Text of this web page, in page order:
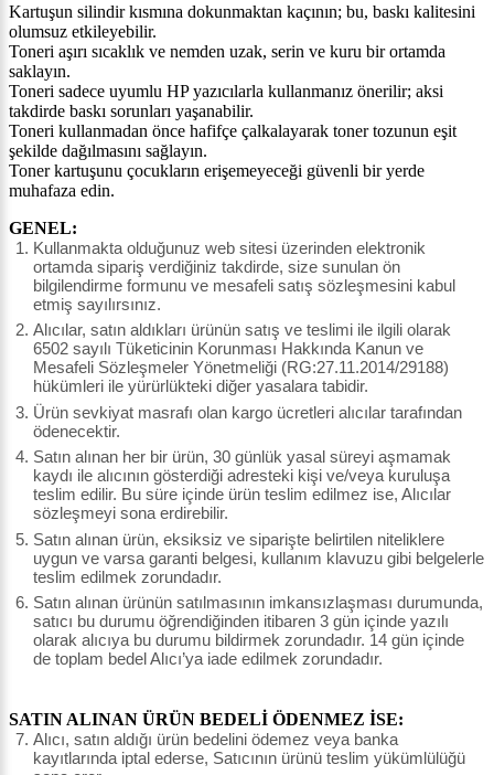
Kartuşun silindir kısmına dokunmaktan kaçının; bu, baskı kalitesini
olumsuz etkileyebilir.
Toneri aşırı sıcaklık ve nemden uzak, serin ve kuru bir ortamda
saklayın.
Toneri sadece uyumlu HP yazıcılarla kullanmanız önerilir; aksi
takdirde baskı sorunları yaşanabilir.
Toneri kullanmadan önce hafifçe çalkalayarak toner tozunun eşit
şekilde dağılmasını sağlayın.
Toner kartuşunu çocukların erişemeyeceği güvenli bir yerde
muhafaza edin.
GENEL:
Kullanmakta olduğunuz web sitesi üzerinden elektronik
ortamda sipariş verdiğiniz takdirde, size sunulan ön
bilgilendirme formunu ve mesafeli satış sözleşmesini kabul
etmiş sayılırsınız.
Alıcılar, satın aldıkları ürünün satış ve teslimi ile ilgili olarak
6502 sayılı Tüketicinin Korunması Hakkında Kanun ve
Mesafeli Sözleşmeler Yönetmeliği (RG:27.11.2014/29188)
hükümleri ile yürürlükteki diğer yasalara tabidir.
Ürün sevkiyat masrafı olan kargo ücretleri alıcılar tarafından
ödenecektir.
Satın alınan her bir ürün, 30 günlük yasal süreyi aşmamak
kaydı ile alıcının gösterdiği adresteki kişi ve/veya kuruluşa
teslim edilir. Bu süre içinde ürün teslim edilmez ise, Alıcılar
sözleşmeyi sona erdirebilir.
Satın alınan ürün, eksiksiz ve siparişte belirtilen niteliklere
uygun ve varsa garanti belgesi, kullanım klavuzu gibi belgelerle
teslim edilmek zorundadır.
Satın alınan ürünün satılmasının imkansızlaşması durumunda,
satıcı bu durumu öğrendiğinden itibaren 3 gün içinde yazılı
olarak alıcıya bu durumu bildirmek zorundadır. 14 gün içinde
de toplam bedel Alıcı’ya iade edilmek zorundadır.
SATIN ALINAN ÜRÜN BEDELİ ÖDENMEZ İSE:
Alıcı, satın aldığı ürün bedelini ödemez veya banka
kayıtlarında iptal ederse, Satıcının ürünü teslim yükümlülüğü